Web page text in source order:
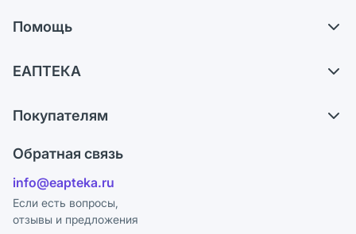
Помощь
Самовывоз из аптек
Ответы на вопросы
Блог
ЕАПТЕКА
Карьера
Поставщики
Лицензия
Реклама на сайте
Ваши товары на ЕАПТЕКЕ
Покупателям
Программа СберСпасибо
Политика конфиденциальности
Обратная связь
info@eapteka.ru
Если есть вопросы,
отзывы и предложения